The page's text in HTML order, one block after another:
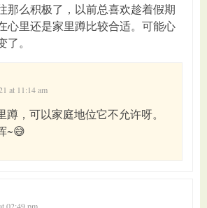
那么积极了，以前总喜欢趁着假期
心里还是家里蹲比较合适。可能心
。
at 11:14 am
蹲，可以家庭地位它不允许呀。
~😅
02:49 pm